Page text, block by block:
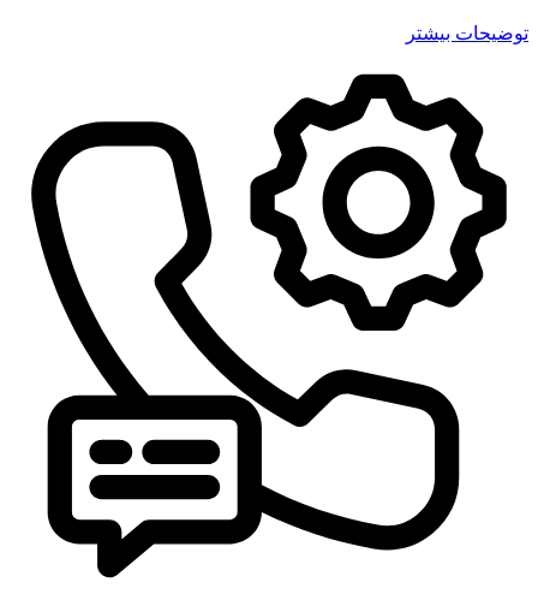
توضیحات بیشتر